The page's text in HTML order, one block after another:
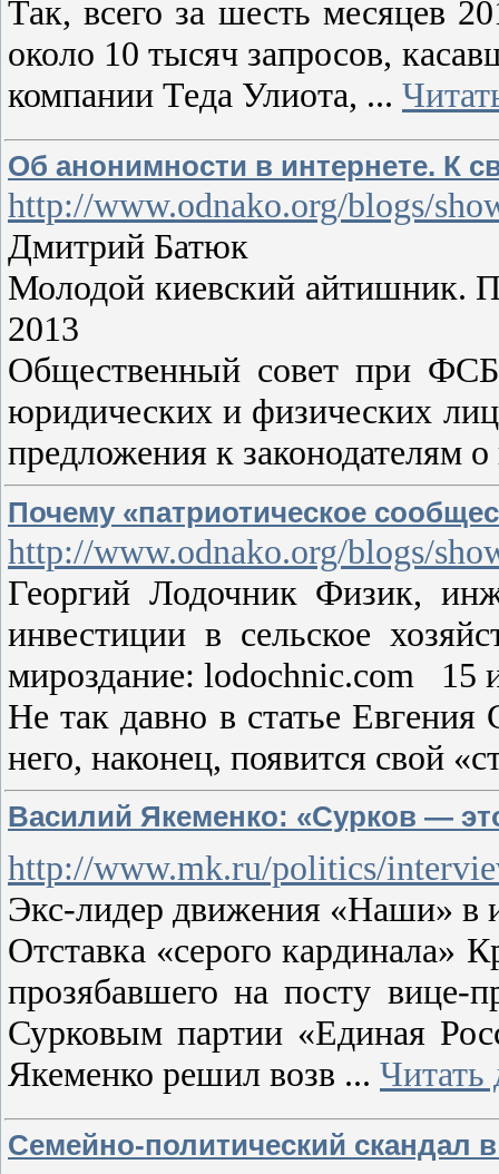
Так, всего за шесть месяцев
около 10 тысяч запросов,
компании Теда Улиота, ...
Об анонимности в интернете. К
http://www.odnako.org/blogs/
Дмитрий Батюк
Молодой киевский айтишник.
2013
Общественный совет при ФСБ
юридических и физических
предложения к законодателям
Почему «патриотическое
http://www.odnako.org/blogs/
Георгий Лодочник Физик,
инвестиции в сельское
мироздание: lodochnic.com 15
Не так давно в статье
него, наконец, появится свой
Василий Якеменко: «Сурков —
http://www.mk.ru/politics/
Экс-лидер движения «Наши» в
Отставка «серого кардинала»
прозябавшего на посту вице-
Сурковым партии «Единая
Якеменко решил возв ... Читать
Семейно-политический скандал